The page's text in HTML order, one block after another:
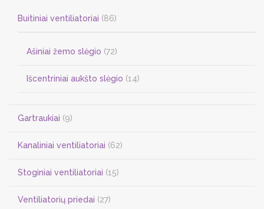
Buitiniai ventiliatoriai (86)
Ašiniai žemo slėgio (72)
Išcentriniai aukšto slėgio (14)
Gartraukiai (9)
Kanaliniai ventiliatoriai (62)
Stoginiai ventiliatoriai (15)
Ventiliatorių priedai (27)